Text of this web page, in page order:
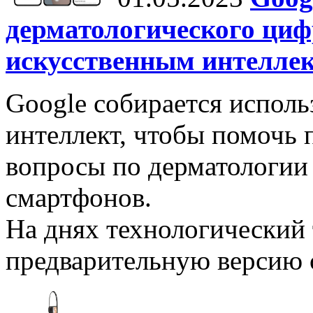
дерматологического
искусственным
Google собирается
интеллект, чтобы помочь
вопросы по
смартфонов.
На днях технологический
предварительную версию